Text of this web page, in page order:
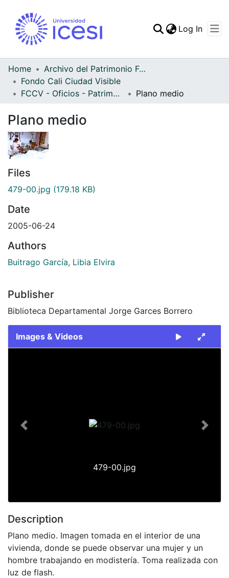
Log In
Home
Archivo del Patrimonio Fotográfico y Fílmico del Valle del Cauca
Fondo Cali Ciudad Visible
FCCV - Oficios - Patrimonial
Plano medio
Plano medio
Files
479-00.jpg (179.18 KB)
Date
2005-06-24
Authors
Buitrago García, Libia Elvira
Publisher
Biblioteca Departamental Jorge Garces Borrero
Images & Videos
479-00.jpg
Previous Next
Description
Plano medio. Imagen tomada en el interior de una
vivienda, donde se puede observar una mujer y un
hombre trabajando en modistería. Toma realizada con
luz de flash.